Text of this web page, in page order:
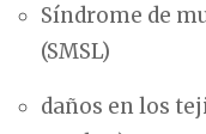
Síndrome de
(SMSL)
daños en los